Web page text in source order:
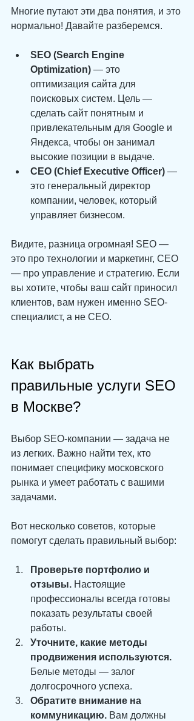
Многие путают эти два понятия, и это
нормально! Давайте разберемся.
SEO (Search Engine
Optimization) — это
оптимизация сайта для
поисковых систем. Цель —
сделать сайт понятным и
привлекательным для Google и
Яндекса, чтобы он занимал
высокие позиции в выдаче.
CEO (Chief Executive Officer) —
это генеральный директор
компании, человек, который
управляет бизнесом.
Видите, разница огромная! SEO —
это про технологии и маркетинг, CEO
— про управление и стратегию. Если
вы хотите, чтобы ваш сайт приносил
клиентов, вам нужен именно SEO-
специалист, а не CEO.
Как выбрать
правильные услуги SEO
в Москве?
Выбор SEO-компании — задача не
из легких. Важно найти тех, кто
понимает специфику московского
рынка и умеет работать с вашими
задачами.
Вот несколько советов, которые
помогут сделать правильный выбор:
Проверьте портфолио и
отзывы. Настоящие
профессионалы всегда готовы
показать результаты своей
работы.
Уточните, какие методы
продвижения используются.
Белые методы — залог
долгосрочного успеха.
Обратите внимание на
коммуникацию. Вам должны